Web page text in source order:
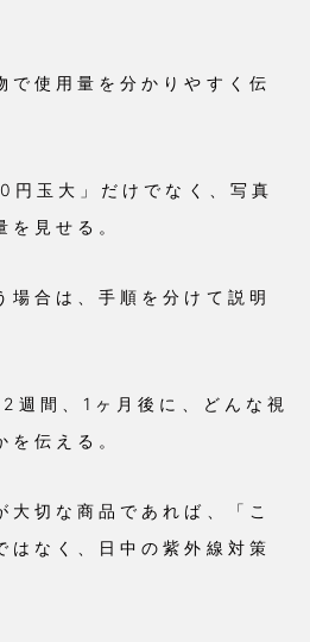
で使用量を分かりやすく伝
円玉大」だけでなく、写真
を見せる。
場合は、手順を分けて説明
週間、1ヶ月後に、どんな視
を伝える。
大切な商品であれば、「こ
はなく、日中の紫外線対策